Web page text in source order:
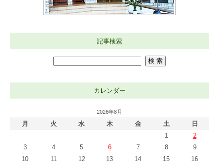
記事検索
カレンダー
2026年8月
月 火 水 木 金 土 日
1
2
3
4 5 6 7 8
9
10
11 12 13 14 15
16